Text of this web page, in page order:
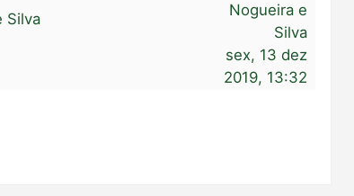
Silva
Nogueira e
Silva
sex, 13 dez
2019, 13:32